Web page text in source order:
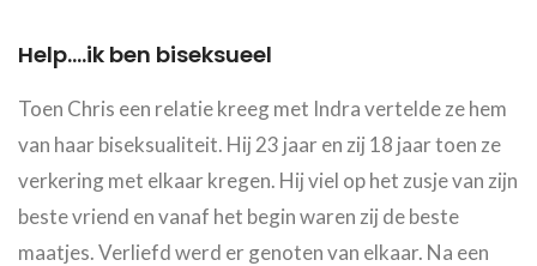
Help....ik ben biseksueel
Toen Chris een relatie kreeg met Indra vertelde ze hem
van haar biseksualiteit. Hij 23 jaar en zij 18 jaar toen ze
verkering met elkaar kregen. Hij viel op het zusje van zijn
beste vriend en vanaf het begin waren zij de beste
maatjes. Verliefd werd er genoten van elkaar. Na een